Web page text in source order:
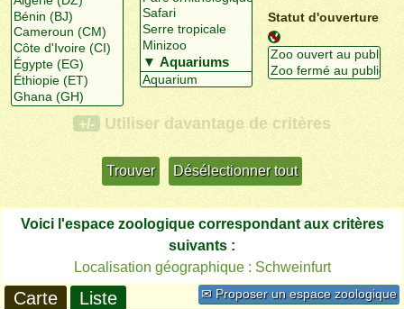
Statut d'ouverture
+/- Utiliser davantage de critères
Voici l'espace zoologique correspondant aux critères
suivants :
Localisation géographique : Schweinfurt
✉ Proposer un espace zoologique
Carte Liste